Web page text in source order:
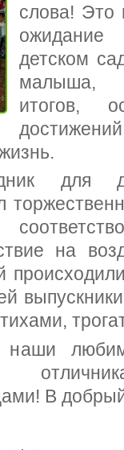
слова! Это
ожидание
детском
малыша,
итогов,
для
на
В